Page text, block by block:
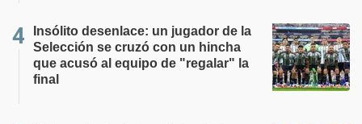
Insólito desenlace: un jugador de la
Selección se cruzó con un hincha
que acusó al equipo de "regalar" la
final